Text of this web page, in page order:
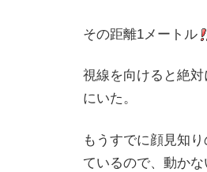
その距離1メートル
視線を向けると絶
にいた。
もうすでに顔見知
ているので、動か